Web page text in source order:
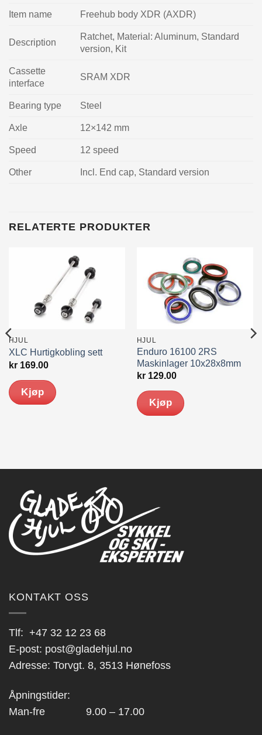
Item name Freehub body XDR (AXDR)
Description
Ratchet, Material: Aluminum, Standard
version, Kit
Cassette
interface
SRAM XDR
Bearing type Steel
Axle 12×142 mm
Speed 12 speed
Other Incl. End cap, Standard version
RELATERTE PRODUKTER
HJUL
XLC Hurtigkobling sett
kr169.00
Kjøp
HJUL
Enduro 16100 2RS
Maskinlager 10x28x8mm
kr129.00
Kjøp
KONTAKT OSS
Tlf: +47 32 12 23 68
E-post: post@gladehjul.no
Adresse: Torvgt. 8, 3513 Hønefoss
Åpningstider:
Man-fre 9.00 – 17.00